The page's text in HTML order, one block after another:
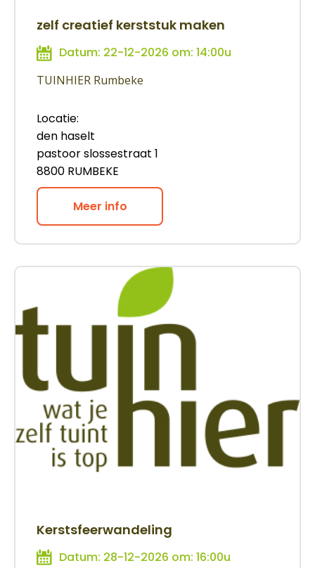
zelf creatief kerststuk maken
Datum: 22-12-2026 om: 14:00u
TUINHIER Rumbeke
Locatie:
den haselt
pastoor slossestraat 1
8800 RUMBEKE
Meer info
Kerstsfeerwandeling
Datum: 28-12-2026 om: 16:00u